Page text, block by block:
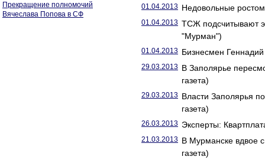
Прекращение полномочий
Вячеслава Попова в СФ
01.04.2013 Недовольные
01.04.2013 ТСЖ подсчитывают
"Мурман")
01.04.2013 Бизнесмен
29.03.2013 В Заполярье
газета)
29.03.2013 Власти Заполярья
газета)
26.03.2013 Эксперты:
21.03.2013 В Мурманске вдвое
газета)